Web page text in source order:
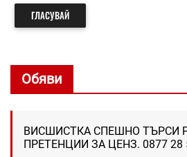
ГЛАСУВАЙ
Обяви
ВИСШИСТКА СПЕШНО ТЪРСИ
ПРЕТЕНЦИИ ЗА ЦЕНЗ. 0877 28